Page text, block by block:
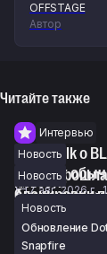
OFFSTAGE
Автор
Читайте также
Интервью
Devilwalk о
так, как
7 авг. 2026 г.,
Новость
В CS2
блокировки
7 авг. 2026 г.,
Новость
Female
7 авг. 2026 г.,
Новости
Новость
Обновление
Snapfire